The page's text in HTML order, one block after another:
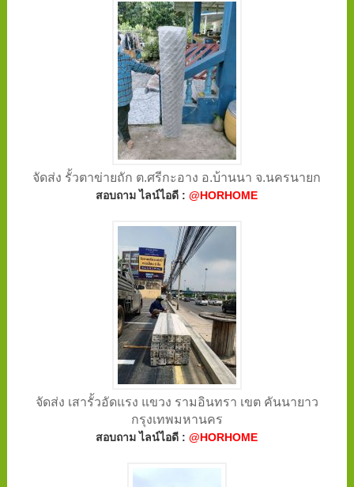
จัดส่ง รั้วตาข่ายถัก ต.ศรีกะอาง อ.บ้านนา จ.นครนายก
สอบถาม ไลน์ไอดี :@HORHOME
จัดส่ง เสารั้วอัดแรง แขวง รามอินทรา เขต คันนายาว
กรุงเทพมหานคร
สอบถาม ไลน์ไอดี :@HORHOME